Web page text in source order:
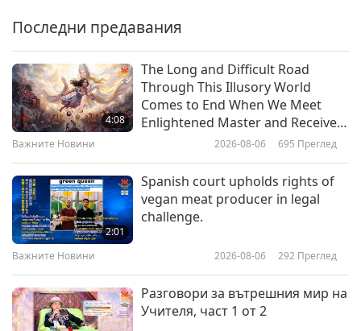
16:44
Медитацията е Изворът на
Любов - част 1 от 3
From Hinduism’s Holy Vedas: The
Rig Veda, Book 1, Hymns 24-27,
From Hinduism’s Holy Vedas: The
Последни предавания
4:08
The Long and Difficult Road
Through This Illusory World
Comes to End When We Meet
Enlightened Master and Receive
Важните Новини 2026-08-06 695 Преглед
2:01
Spanish court upholds rights of
vegan meat producer in legal
challenge.
Важните Новини 2026-08-06 292 Преглед
Разговори за вътрешния мир на
Учителя, част 1 от 2